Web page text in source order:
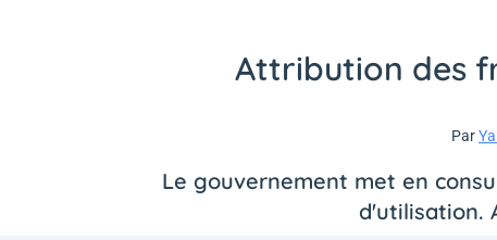
Attribution des
Par
Le gouvernement met en
d'utilisation.